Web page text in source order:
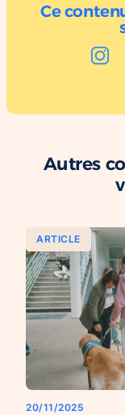
Ce
Autres
ARTICLE
20/11/2025